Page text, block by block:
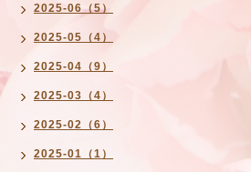
2025-06（5）
2025-05（4）
2025-04（9）
2025-03（4）
2025-02（6）
2025-01（1）